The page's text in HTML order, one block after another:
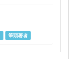
筆頭著者